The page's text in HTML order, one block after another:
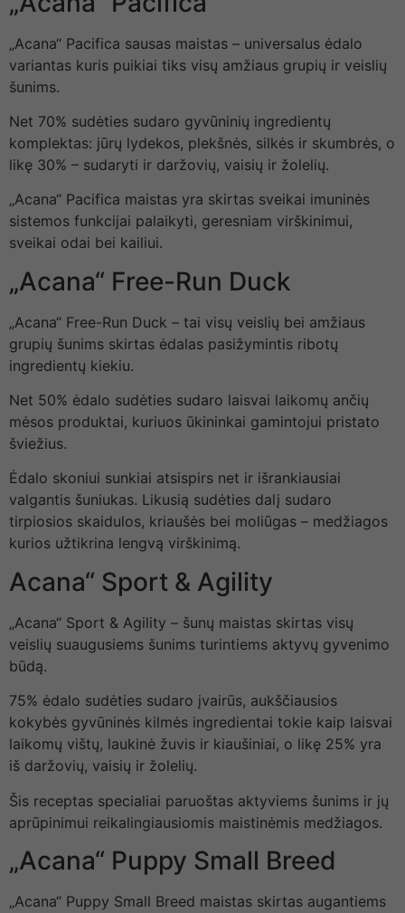
„Acana“ Pacifica sausas maistas – universalus ėdalo
variantas kuris puikiai tiks visų amžiaus grupių ir veislių
šunims.
Net 70% sudėties sudaro gyvūninių ingredientų
komplektas: jūrų lydekos, plekšnės, silkės ir skumbrės, o
likę 30% – sudaryti ir daržovių, vaisių ir žolelių.
„Acana“ Pacifica maistas yra skirtas sveikai imuninės
sistemos funkcijai palaikyti, geresniam virškinimui,
sveikai odai bei kailiui.
„Acana“ Free-Run Duck
„Acana“ Free-Run Duck – tai visų veislių bei amžiaus
grupių šunims skirtas ėdalas pasižymintis ribotų
ingredientų kiekiu.
Net 50% ėdalo sudėties sudaro laisvai laikomų ančių
mėsos produktai, kuriuos ūkininkai gamintojui pristato
šviežius.
Ėdalo skoniui sunkiai atsispirs net ir išrankiausiai
valgantis šuniukas. Likusią sudėties dalį sudaro
tirpiosios skaidulos, kriaušės bei moliūgas – medžiagos
kurios užtikrina lengvą virškinimą.
Acana“ Sport & Agility
„Acana“ Sport & Agility – šunų maistas skirtas visų
veislių suaugusiems šunims turintiems aktyvų gyvenimo
būdą.
75% ėdalo sudėties sudaro įvairūs, aukščiausios
kokybės gyvūninės kilmės ingredientai tokie kaip laisvai
laikomų vištų, laukinė žuvis ir kiaušiniai, o likę 25% yra
iš daržovių, vaisių ir žolelių.
Šis receptas specialiai paruoštas aktyviems šunims ir jų
aprūpinimui reikalingiausiomis maistinėmis medžiagos.
„Acana“ Puppy Small Breed
„Acana“ Puppy Small Breed maistas skirtas augantiems